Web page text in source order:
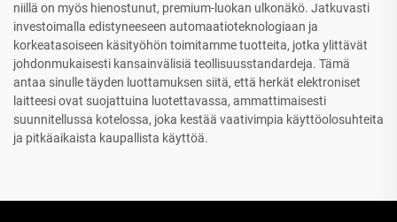
niillä on myös hienostunut, premium-luokan ulkonäkö. Jatkuvasti
investoimalla edistyneeseen automaatioteknologiaan ja
korkeatasoiseen käsityöhön toimitamme tuotteita, jotka ylittävät
johdonmukaisesti kansainvälisiä teollisuusstandardeja. Tämä
antaa sinulle täyden luottamuksen siitä, että herkät elektroniset
laitteesi ovat suojattuina luotettavassa, ammattimaisesti
suunnitellussa kotelossa, joka kestää vaativimpia käyttöolosuhteita
ja pitkäaikaista kaupallista käyttöä.